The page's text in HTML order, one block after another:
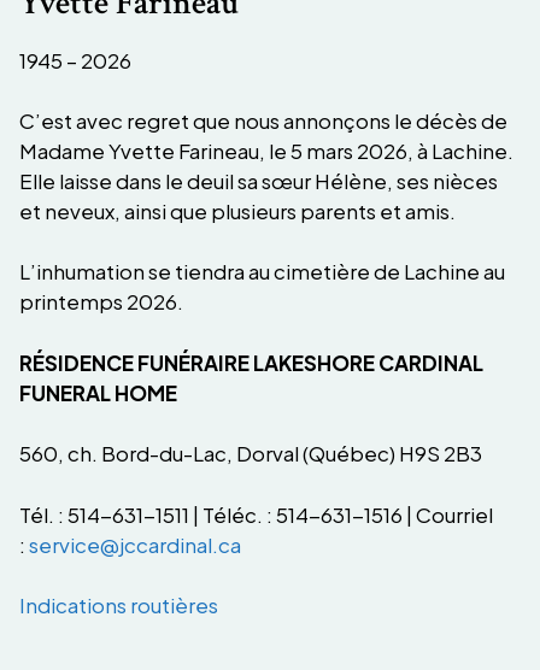
1945 – 2026
C’est avec regret que nous annonçons le décès de
Madame Yvette Farineau, le 5 mars 2026, à Lachine.
Elle laisse dans le deuil sa sœur Hélène, ses nièces
et neveux, ainsi que plusieurs parents et amis.
L’inhumation se tiendra au cimetière de Lachine au
printemps 2026.
RÉSIDENCE FUNÉRAIRE LAKESHORE CARDINAL
FUNERAL HOME
560, ch. Bord-du-Lac, Dorval (Québec) H9S 2B3
Tél. : 514-631-1511 | Téléc. : 514-631-1516 | Courriel
: service@jccardinal.ca
Indications routières